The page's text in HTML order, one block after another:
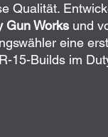
Qualität.
Gun Works und
eine
15-Builds im